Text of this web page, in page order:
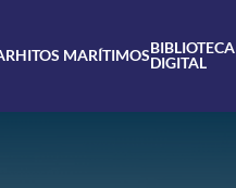
HITOS MARÍTIMOSBIBLIOTECA
DIGITAL